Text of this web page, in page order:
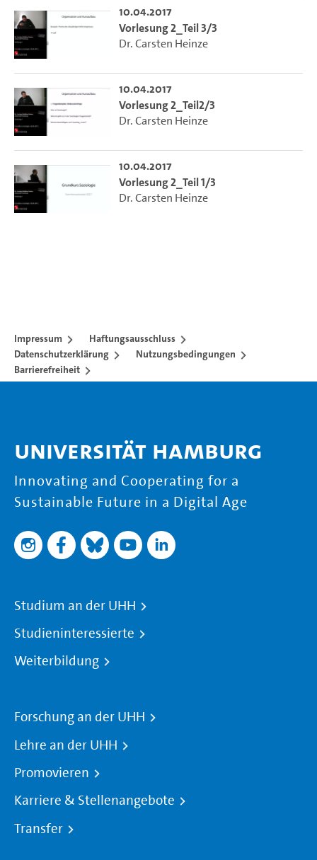
10.04.2017
Vorlesung 2_Teil 3/3
Dr. Carsten Heinze
10.04.2017
Vorlesung 2_Teil2/3
Dr. Carsten Heinze
10.04.2017
Vorlesung 2_Teil 1/3
Dr. Carsten Heinze
Impressum
Haftungsausschluss
Datenschutzerklärung
Nutzungsbedingungen
Barrierefreiheit
Universität Hamburg
Innovating and Cooperating for a
Sustainable Future in a Digital Age
Studium an der UHH
Studieninteressierte
Weiterbildung
Forschung an der UHH
Lehre an der UHH
Promovieren
Karriere & Stellenangebote
Transfer